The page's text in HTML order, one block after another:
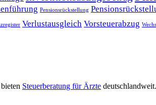
Pensionsrückstellung
Verlustausgleich Vorsteuerabzug
Steuerberatung für Ärzte